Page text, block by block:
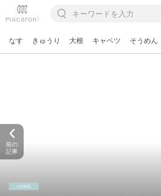
なす きゅうり 大根 キャベツ そうめん
前の
記事